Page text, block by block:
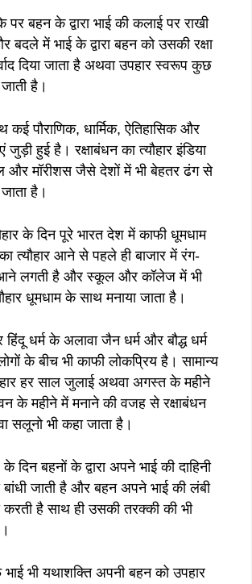
पर बहन के द्वारा भाई की कलाई पर राखी
बदले में भाई के द्वारा बहन को उसकी रक्षा
दिया जाता है अथवा उपहार स्वरूप कुछ
है।
कई पौराणिक, धार्मिक, ऐतिहासिक और
जुड़ी हुई है। रक्षाबंधन का त्यौहार इंडिया
और मॉरीशस जैसे देशों में भी बेहतर ढंग से
है।
के दिन पूरे भारत देश में काफी धूमधाम
त्यौहार आने से पहले ही बाजार में रंग-
आने लगती है और स्कूल और कॉलेज में भी
धूमधाम के साथ मनाया जाता है।
हिंदू धर्म के अलावा जैन धर्म और बौद्ध धर्म
के बीच भी काफी लोकप्रिय है। सामान्य
हर साल जुलाई अथवा अगस्त के महीने
के महीने में मनाने की वजह से रक्षाबंधन
सलूनो भी कहा जाता है।
के दिन बहनों के द्वारा अपने भाई की दाहिनी
बांधी जाती है और बहन अपने भाई की लंबी
करती है साथ ही उसकी तरक्की की भी
भी यथाशक्ति अपनी बहन को उपहार